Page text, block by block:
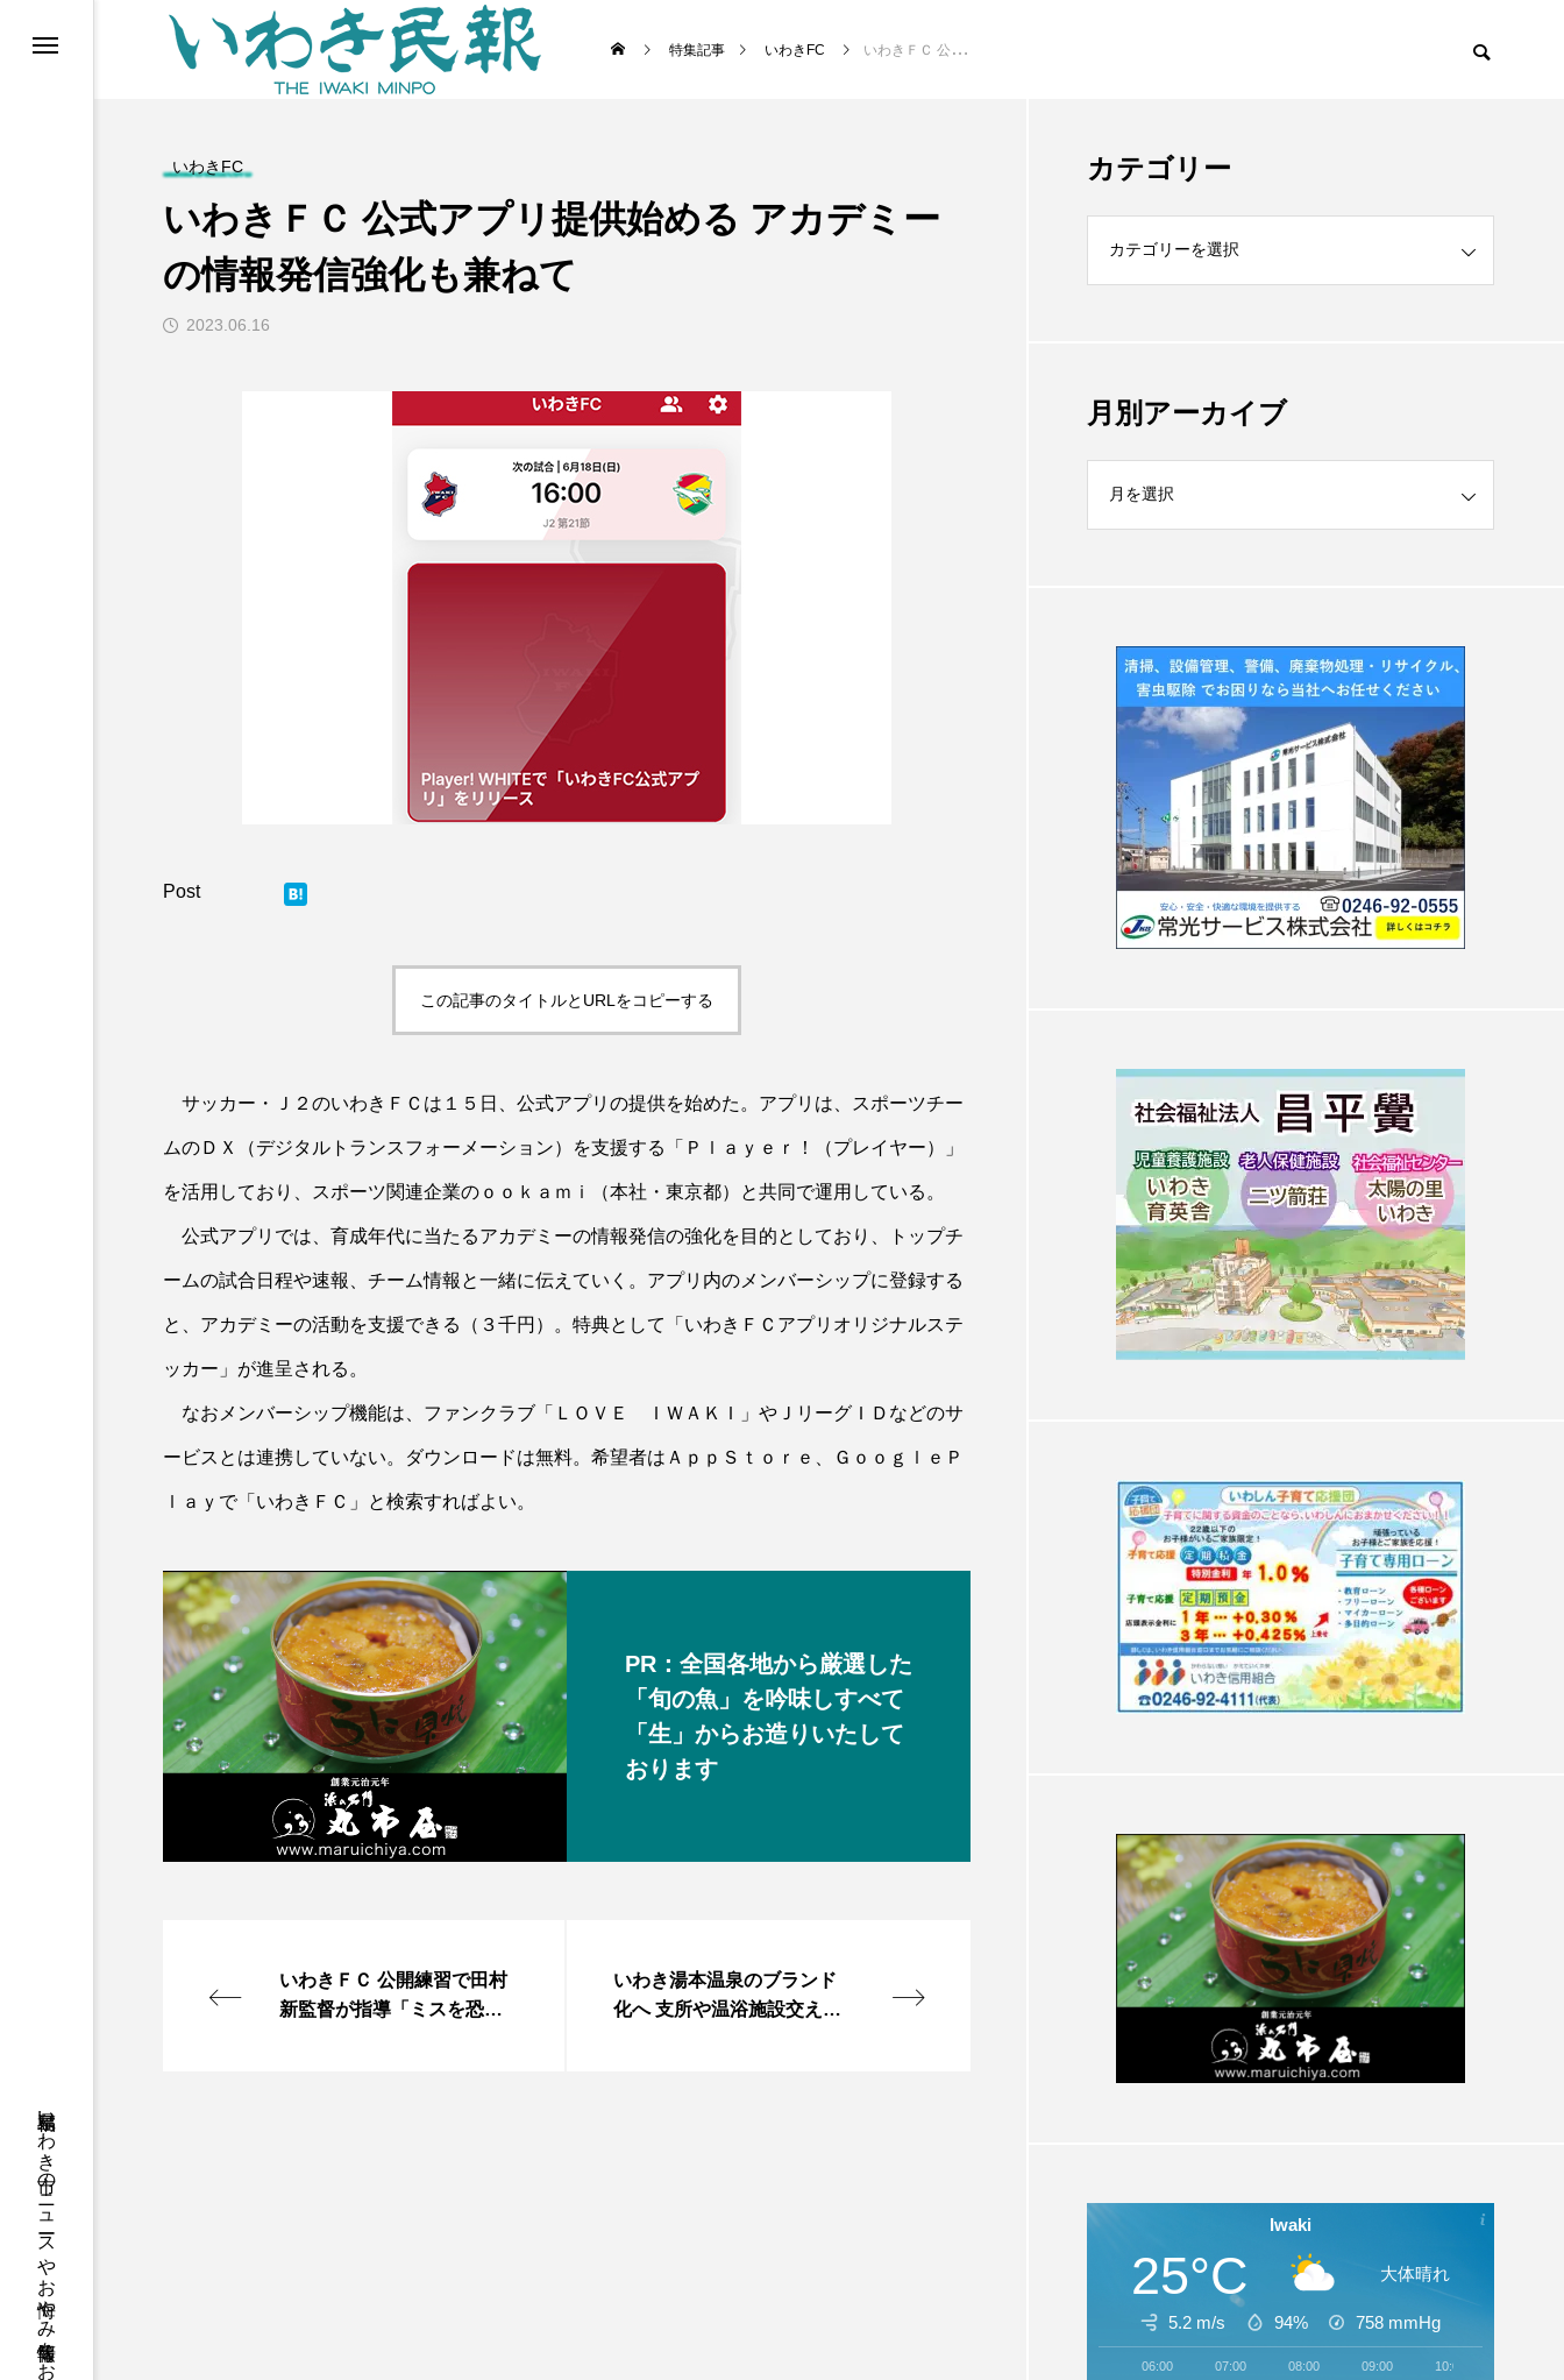
福島県いわき市のニュースやお悔やみ情報等をお届け
特集記事 いわきFC いわきＦＣ 公式アプリ提供始める アカデミーの情報発信強化も兼ねて
いわきFC
いわきＦＣ 公式アプリ提供始める アカデミー
の情報発信強化も兼ねて
2023.06.16
この記事のタイトルとURLをコピーする
サッカー・Ｊ２のいわきＦＣは１５日、公式アプリの提供を始めた。アプリは、スポーツチー
ムのＤＸ（デジタルトランスフォーメーション）を支援する「Ｐｌａｙｅｒ！（プレイヤー）」
を活用しており、スポーツ関連企業のｏｏｋａｍｉ（本社・東京都）と共同で運用している。
公式アプリでは、育成年代に当たるアカデミーの情報発信の強化を目的としており、トップチ
ームの試合日程や速報、チーム情報と一緒に伝えていく。アプリ内のメンバーシップに登録する
と、アカデミーの活動を支援できる（３千円）。特典として「いわきＦＣアプリオリジナルステ
ッカー」が進呈される。
なおメンバーシップ機能は、ファンクラブ「ＬＯＶＥ ＩＷＡＫＩ」やＪリーグＩＤなどのサ
ービスとは連携していない。ダウンロードは無料。希望者はＡｐｐＳｔｏｒｅ、ＧｏｏｇｌｅＰ
ｌａｙで「いわきＦＣ」と検索すればよい。
PR：全国各地から厳選した
「旬の魚」を吟味しすべて
「生」からお造りいたして
おります
いわきＦＣ 公開練習で田村
新監督が指導「ミスを恐れ
いわき湯本温泉のブランド
化へ 支所や温浴施設交えた
カテゴリー
月別アーカイブ
Iwaki
25°C 大体晴れ
5.2 m/s 94% 758 mmHg
06:00 07:00 08:00 09:00 10:00